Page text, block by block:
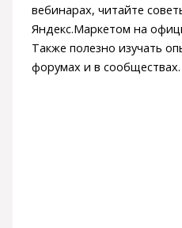
вебинарах, читайте
Яндекс.Маркетом на
Также полезно изучать
форумах и в сообществах.